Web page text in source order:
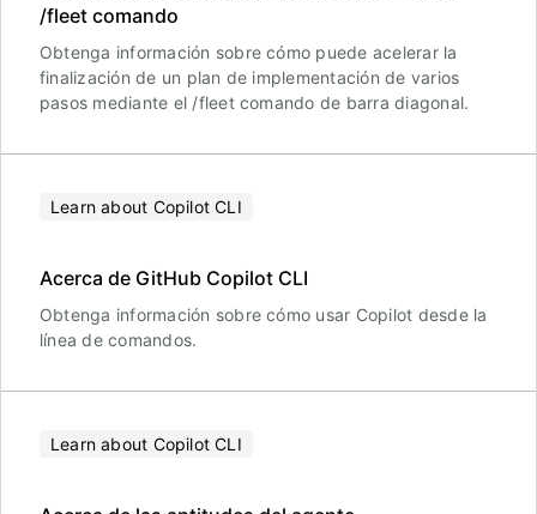
/fleet comando
Obtenga información sobre cómo puede acelerar la
finalización de un plan de implementación de varios
pasos mediante el /fleet comando de barra diagonal.
Learn about Copilot CLI
Acerca de GitHub Copilot CLI
Obtenga información sobre cómo usar Copilot desde la
línea de comandos.
Learn about Copilot CLI